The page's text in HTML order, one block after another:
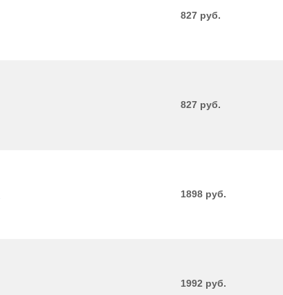
827 руб.
827 руб.
1898 руб.
1992 руб.